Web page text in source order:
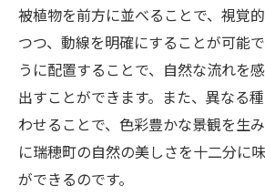
被植物を前方に並べることで、視覚
つつ、動線を明確にすることが可能
うに配置することで、自然な流れを
出すことができます。また、異なる
わせることで、色彩豊かな景観を生
に瑞穂町の自然の美しさを十二分に
ができるのです。